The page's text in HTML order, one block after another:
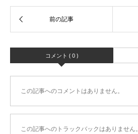
コメント ( 0 )
この記事へのコメントはありません。
この記事へのトラックバックはありません。